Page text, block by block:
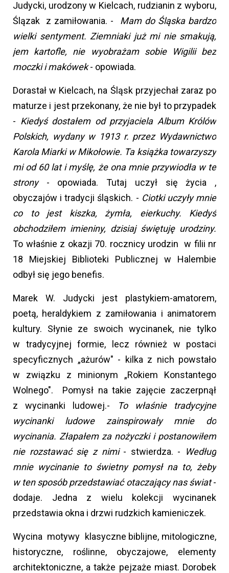
Judycki, urodzony w Kielcach, rudzianin z wyboru,
Ślązak z zamiłowania. - Mam do Śląska bardzo
wielki sentyment. Ziemniaki już mi nie smakują,
jem kartofle, nie wyobrażam sobie Wigilii bez
moczki i makówek- opowiada.
Dorastał w Kielcach, na Śląsk przyjechał zaraz po
maturze i jest przekonany, że nie był to przypadek
- Kiedyś dostałem od przyjaciela Album Królów
Polskich, wydany w 1913 r. przez Wydawnictwo
Karola Miarki w Mikołowie. Ta książka towarzyszy
mi od 60 lat i myślę, że ona mnie przywiodła w te
strony- opowiada. Tutaj uczył się życia ,
obyczajów i tradycji śląskich. - Ciotki uczyły mnie
co to jest kiszka, żymła, eierkuchy. Kiedyś
obchodziłem imieniny, dzisiaj świętuję urodziny.
To właśnie z okazji 70. rocznicy urodzin w filii nr
18 Miejskiej Biblioteki Publicznej w Halembie
odbył się jego benefis.
Marek W. Judycki jest plastykiem-amatorem,
poetą, heraldykiem z zamiłowania i animatorem
kultury. Słynie ze swoich wycinanek, nie tylko
w tradycyjnej formie, lecz również w postaci
specyficznych „ażurów" - kilka z nich powstało
w związku z minionym „Rokiem Konstantego
Wolnego". Pomysł na takie zajęcie zaczerpnął
z wycinanki ludowej.-
To właśnie tradycyjne
wycinanki ludowe zainspirowały mnie do
wycinania. Złapałem za nożyczki i postanowiłem
nie rozstawać się z nimi - stwierdza. -
Według
mnie wycinanie to świetny pomysł na to, żeby
w ten sposób przedstawiać otaczający nas świat-
dodaje. Jedna z wielu kolekcji wycinanek
przedstawia okna i drzwi rudzkich kamieniczek.
Wycina motywy klasyczne biblijne, mitologiczne,
historyczne, roślinne, obyczajowe, elementy
architektoniczne, a także pejzaże miast. Dorobek